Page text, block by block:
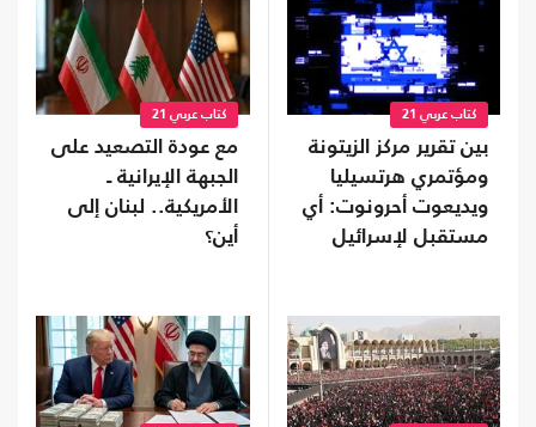
كتاب عربي 21
بين تقرير مركز الزيتونة
ومؤتمري هرتسيليا
ويديعوت أحرونوت: أي
مستقبل لإسرائيل
كتاب عربي 21
مع عودة التصعيد على
الجبهة الإيرانية ـ
الأمريكية.. لبنان إلى
أين؟